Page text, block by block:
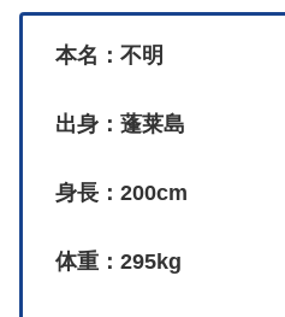
本名：不明
出身：蓬莱島
身長：200cm
体重：295kg